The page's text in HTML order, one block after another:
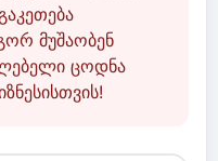
მუშაობენ
ცოდნა